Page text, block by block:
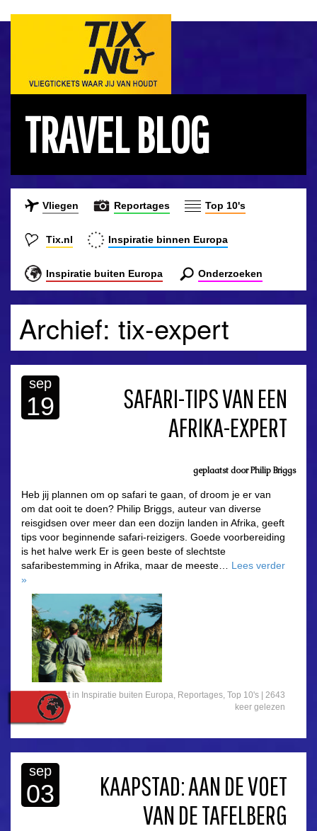
TRAVEL BLOG
Vliegen Reportages Top 10's
Tix.nl Inspiratie binnen Europa
Inspiratie buiten Europa Onderzoeken
Archief: tix-expert
sep
19
SAFARI-TIPS VAN EEN
AFRIKA-EXPERT
geplaatst doorPhilip Briggs
Heb jij plannen om op safari te gaan, of droom je er van
om dat ooit te doen? Philip Briggs, auteur van diverse
reisgidsen over meer dan een dozijn landen in Afrika, geeft
tips voor beginnende safari-reizigers. Goede voorbereiding
is het halve werk Er is geen beste of slechtste
safaribestemming in Afrika, maar de meeste… Lees verder
»
Gepost in Inspiratie buiten Europa, Reportages, Top 10's | 2643
keer gelezen
sep
03
KAAPSTAD: AAN DE VOET
VAN DE TAFELBERG